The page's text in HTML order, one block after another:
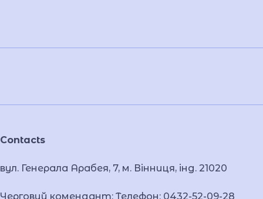
Contacts
вул. Генерала Арабея, 7, м. Вінниця, інд. 21020
Черговий комендант: Телефон: 0432-52-09-28